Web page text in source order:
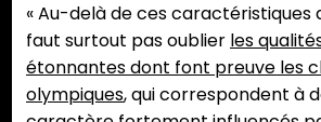
« Au-delà de ces caractéristiques
faut surtout pas oublier les
étonnantes dont font preuve les
olympiques, qui correspondent à